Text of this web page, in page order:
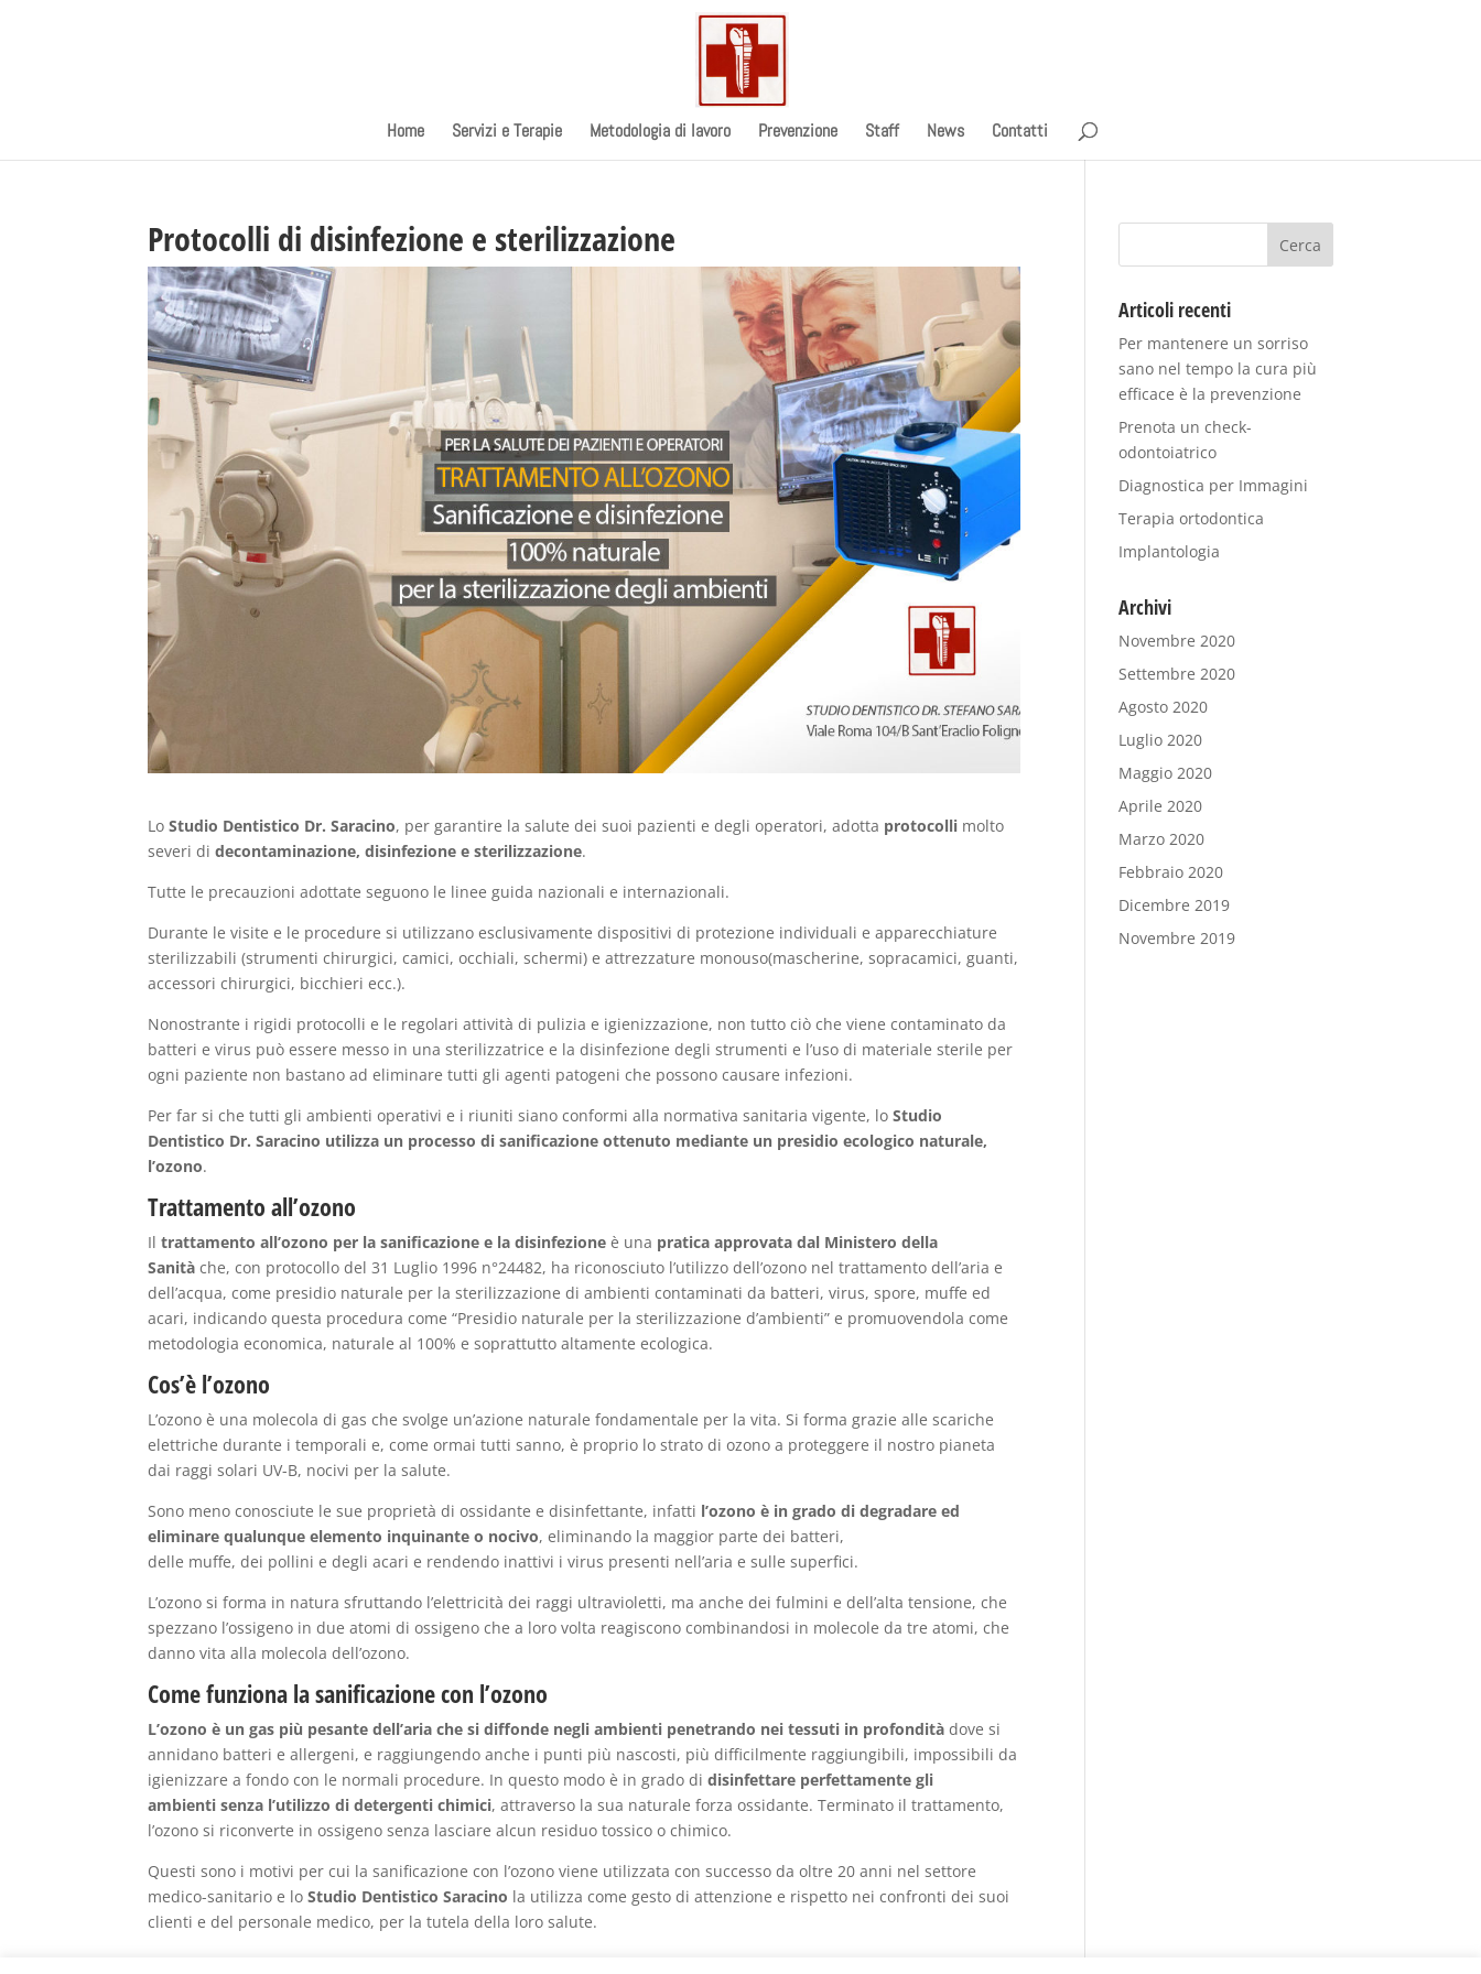
Home Servizi e Terapie Metodologia di lavoro Prevenzione Staff News Contatti
Protocolli di disinfezione e sterilizzazione
LoStudio Dentistico Dr. Saracino, per garantire la salute dei suoi pazienti e degli operatori, adotta protocolli molto
severi didecontaminazione, disinfezione e sterilizzazione.
Tutte le precauzioni adottate seguono le linee guida nazionali e internazionali.
Durante le visite e le procedure si utilizzano esclusivamente dispositivi di protezione individuali e apparecchiature
sterilizzabili (strumenti chirurgici, camici, occhiali, schermi) e attrezzature monouso(mascherine, sopracamici, guanti,
accessori chirurgici, bicchieri ecc.).
Nonostrante i rigidi protocolli e le regolari attività di pulizia e igienizzazione, non tutto ciò che viene contaminato da
batteri e virus può essere messo in una sterilizzatrice e la disinfezione degli strumenti e l’uso di materiale sterile per
ogni paziente non bastano ad eliminare tutti gli agenti patogeni che possono causare infezioni.
Per far si che tutti gli ambienti operativi e i riuniti siano conformi alla normativa sanitaria vigente, loStudio
Dentistico Dr. Saracino utilizza un processo di sanificazione ottenuto mediante un presidio ecologico naturale,
l’ozono.
Trattamento all’ozono
Iltrattamento all’ozono per la sanificazione e la disinfezione è una pratica approvata dal Ministero della
Sanità che, con protocollo del 31 Luglio 1996 n°24482, ha riconosciuto l’utilizzo dell’ozono nel trattamento dell’aria e
dell’acqua, come presidio naturale per la sterilizzazione di ambienti contaminati da batteri, virus, spore, muffe ed
acari, indicando questa procedura come “Presidio naturale per la sterilizzazione d’ambienti” e promuovendola come
metodologia economica, naturale al 100% e soprattutto altamente ecologica.
Cos’è l’ozono
L’ozono è una molecola di gas che svolge un’azione naturale fondamentale per la vita. Si forma grazie alle scariche
elettriche durante i temporali e, come ormai tutti sanno, è proprio lo strato di ozono a proteggere il nostro pianeta
dai raggi solari UV-B, nocivi per la salute.
Sono meno conosciute le sue proprietà di ossidante e disinfettante, infatti l’ozono è in grado di degradare ed
eliminare qualunque elemento inquinante o nocivo, eliminando la maggior parte dei batteri,
delle muffe, dei pollini e degli acari e rendendo inattivi i virus presenti nell’aria e sulle superfici.
L’ozono si forma in natura sfruttando l’elettricità dei raggi ultravioletti, ma anche dei fulmini e dell’alta tensione, che
spezzano l’ossigeno in due atomi di ossigeno che a loro volta reagiscono combinandosi in molecole da tre atomi, che
danno vita alla molecola dell’ozono.
Come funziona la sanificazione con l’ozono
L’ozono è un gas più pesante dell’aria che si diffonde negli ambienti penetrando nei tessuti in profondità dove si
annidano batteri e allergeni, e raggiungendo anche i punti più nascosti, più difficilmente raggiungibili, impossibili da
igienizzare a fondo con le normali procedure. In questo modo è in grado didisinfettare perfettamente gli
ambienti senza l’utilizzo di detergenti chimici, attraverso la sua naturale forza ossidante. Terminato il trattamento,
l’ozono si riconverte in ossigeno senza lasciare alcun residuo tossico o chimico.
Questi sono i motivi per cui la sanificazione con l’ozono viene utilizzata con successo da oltre 20 anni nel settore
medico-sanitario e lo Studio Dentistico Saracino la utilizza come gesto di attenzione e rispetto nei confronti dei suoi
clienti e del personale medico, per la tutela della loro salute.
Articoli recenti
Per mantenere un sorriso
sano nel tempo la cura più
efficace è la prevenzione
Prenota un check-
odontoiatrico
Diagnostica per Immagini
Terapia ortodontica
Implantologia
Archivi
Novembre 2020
Settembre 2020
Agosto 2020
Luglio 2020
Maggio 2020
Aprile 2020
Marzo 2020
Febbraio 2020
Dicembre 2019
Novembre 2019